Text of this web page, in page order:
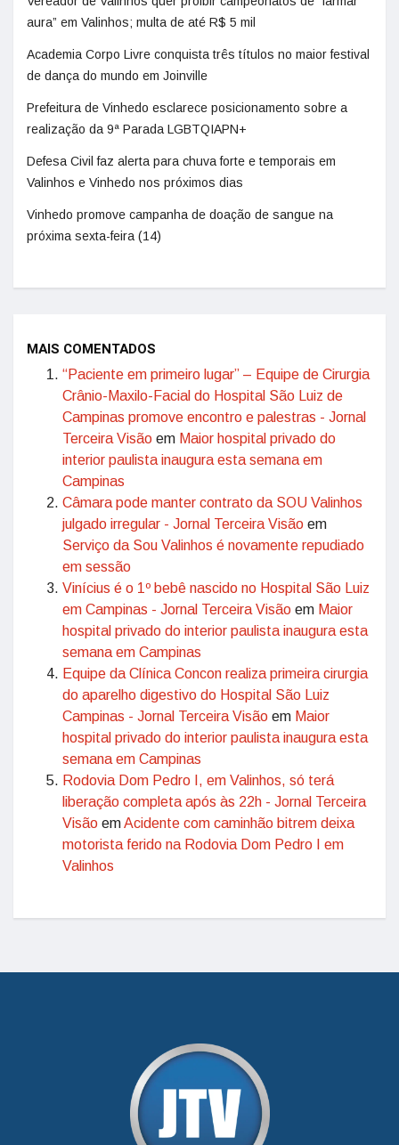
aura” em Valinhos; multa de até R$ 5 mil
Academia Corpo Livre conquista três títulos no maior festival
de dança do mundo em Joinville
Prefeitura de Vinhedo esclarece posicionamento sobre a
realização da 9ª Parada LGBTQIAPN+
Defesa Civil faz alerta para chuva forte e temporais em
Valinhos e Vinhedo nos próximos dias
Vinhedo promove campanha de doação de sangue na
próxima sexta-feira (14)
MAIS COMENTADOS
“Paciente em primeiro lugar” – Equipe de Cirurgia
Crânio-Maxilo-Facial do Hospital São Luiz de
Campinas promove encontro e palestras - Jornal
Terceira Visão em Maior hospital privado do
interior paulista inaugura esta semana em
Campinas
Câmara pode manter contrato da SOU Valinhos
julgado irregular - Jornal Terceira Visão em
Serviço da Sou Valinhos é novamente repudiado
em sessão
Vinícius é o 1º bebê nascido no Hospital São Luiz
em Campinas - Jornal Terceira Visão em Maior
hospital privado do interior paulista inaugura esta
semana em Campinas
Equipe da Clínica Concon realiza primeira cirurgia
do aparelho digestivo do Hospital São Luiz
Campinas - Jornal Terceira Visão em Maior
hospital privado do interior paulista inaugura esta
semana em Campinas
Rodovia Dom Pedro I, em Valinhos, só terá
liberação completa após às 22h - Jornal Terceira
Visão emAcidente com caminhão bitrem deixa
motorista ferido na Rodovia Dom Pedro I em
Valinhos